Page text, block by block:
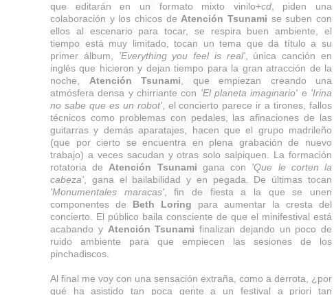
que editarán en un formato mixto vinilo+cd, piden una
colaboración y los chicos de Atención Tsunami se suben con
ellos al escenario para tocar, se respira buen ambiente, el
tiempo está muy limitado, tocan un tema que da título a su
primer álbum, 'Everything you feel is real', única canción en
inglés que hicieron y dejan tiempo para la gran atracción de la
noche, Atención Tsunami , que empiezan creando una
atmósfera densa y chirriante con 'El planeta imaginario' e 'Irina
no sabe que es un robot', el concierto parece ir a tirones, fallos
técnicos como problemas con pedales, las afinaciones de las
guitarras y demás aparatajes, hacen que el grupo madrileño
(que por cierto se encuentra en plena grabación de nuevo
trabajo) a veces sacudan y otras solo salpiquen. La formación
rotatoria de Atención Tsunami gana con 'Que le corten la
cabeza' , gana el bailabilidad y en pegada. De últimas tocan
'Monumentales maracas', fin de fiesta a la que se unen
componentes de Beth Loring para aumentar la cresta del
concierto. El público baila consciente de que el minifestival está
acabando y Atención Tsunami finalizan dejando un poco de
ruido ambiente para que empiecen las sesiones de los
pinchadiscos.
Al final me voy con una sensación extraña, como a derrota, ¿por
qué ha asistido tan poca gente a un festival a priori tan